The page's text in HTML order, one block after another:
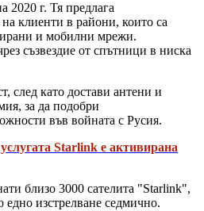
2020 г. Тя предлага
клиенти в райони, които са
и мобилни мрежи.
съзвездие от спътници в ниска
след като достави антени и
за да подобри
във войната с Русия.
Starlink е активирана
близо 3000 сателита "Starlink",
изстрелване седмично.